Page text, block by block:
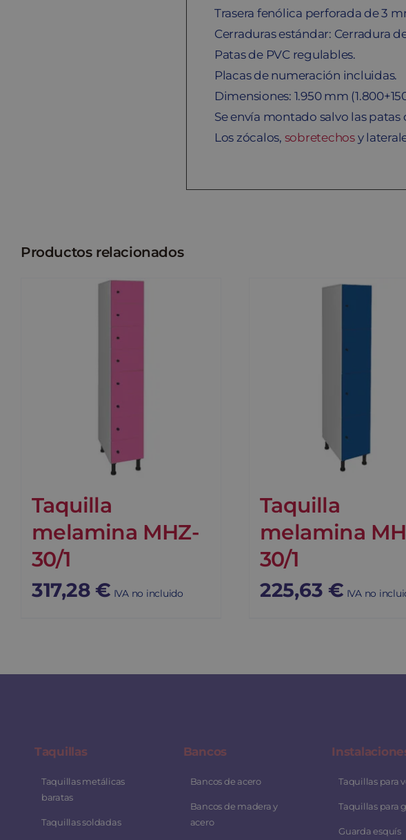
Trasera fenólica perforada de 3
Cerraduras estándar: Cerradura
Patas de PVC regulables.
Placas de numeración incluidas.
Dimensiones: 1.950 mm
Se envía montado salvo las
Los zócalos, sobretechosy
Productos relacionados
Taquilla
melamina MHZ-
30/1
317,28 € IVA no incluido
Taquilla
melamina
30/1
225,63 € IVA no
Taquillas
Taquillas metálicas
baratas
Taquillas soldadas
Bancos
Bancos de acero
Bancos de madera y
acero
Taquillas para
Taquillas para
Guarda esquís